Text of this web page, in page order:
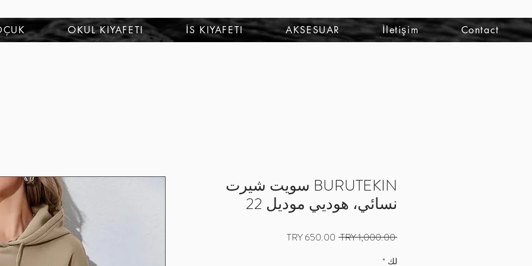
تسجيل الدخول OKUL KIYAFETI İS KIYAFETI AKSESUAR İletişim Contact
BURUTEKIN سويت شيرت
نسائي، هوديي موديل 22
‏1,000.00 TRY
سعر
سعر
لك *